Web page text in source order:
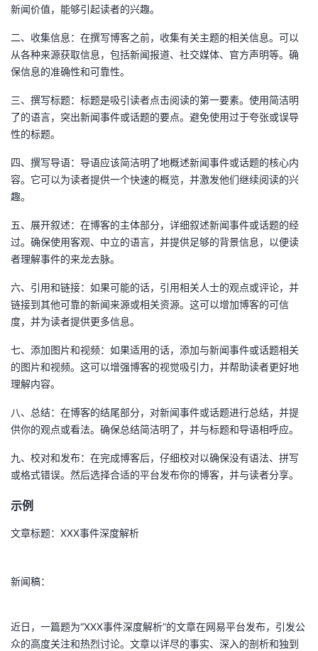
播
活
动
的
关
我
的
发
者
学
堂
我
的
课
程
我
的
认
我
的
验
我
收
藏
我
Programs
的
支
持
我
的
技
术
支
我
的
云
声
议
新闻价值，能够引起读者的兴趣。
二、收集信息：在撰写博客之前，收集有关主题的相关信息。可以
从各种来源获取信息，包括新闻报道、社交媒体、官方声明等。确
保信息的准确性和可靠性。
三、撰写标题：标题是吸引读者点击阅读的第一要素。使用简洁明
了的语言，突出新闻事件或话题的要点。避免使用过于夸张或误导
性的标题。
四、撰写导语：导语应该简洁明了地概述新闻事件或话题的核心内
容。它可以为读者提供一个快速的概览，并激发他们继续阅读的兴
趣。
五、展开叙述：在博客的主体部分，详细叙述新闻事件或话题的经
过。确保使用客观、中立的语言，并提供足够的背景信息，以便读
者理解事件的来龙去脉。
六、引用和链接：如果可能的话，引用相关人士的观点或评论，并
链接到其他可靠的新闻来源或相关资源。这可以增加博客的可信
度，并为读者提供更多信息。
七、添加图片和视频：如果适用的话，添加与新闻事件或话题相关
的图片和视频。这可以增强博客的视觉吸引力，并帮助读者更好地
理解内容。
八、总结：在博客的结尾部分，对新闻事件或话题进行总结，并提
供你的观点或看法。确保总结简洁明了，并与标题和导语相呼应。
九、校对和发布：在完成博客后，仔细校对以确保没有语法、拼写
或格式错误。然后选择合适的平台发布你的博客，并与读者分享。
示例
文章标题：XXX事件深度解析
新闻稿：
近日，一篇题为“XXX事件深度解析”的文章在网易平台发布，引发公
众的高度关注和热烈讨论。文章以详尽的事实、深入的剖析和独到